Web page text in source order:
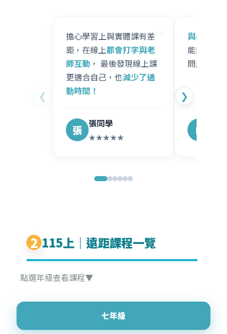
❮ ❯
”
擔心學習上與實體課有差
距，在線上都會打字與老
師互動 ， 最後發現線上課
更適合自己，也減少了通
勤時間！
張 張同學
★★★★★
與老師們
能夠真正
問題。
H
2 115上｜遠距課程一覽
點選年級查看課程▼
七年級